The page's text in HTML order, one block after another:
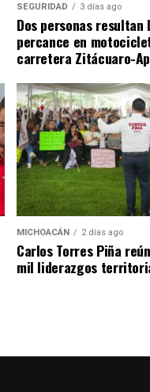
SEGURIDAD 3 días ago
Dos personas
percance en
carretera Zitácuaro-
MICHOACÁN 2 días ago
Carlos Torres Piña
mil liderazgos